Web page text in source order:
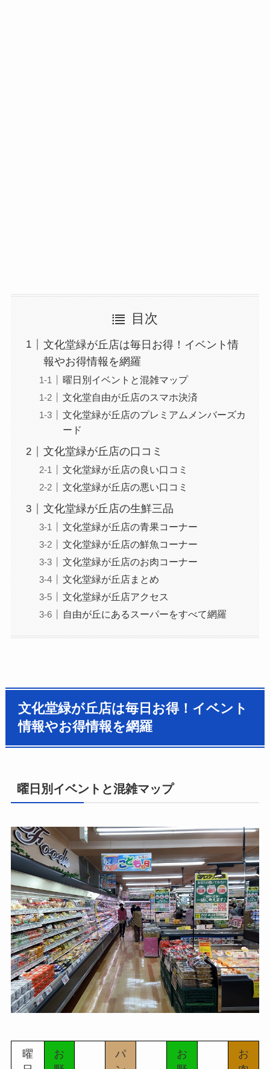
目次
文化堂緑が丘店は毎日お得！イベント情
報やお得情報を網羅
曜日別イベントと混雑マップ
文化堂自由が丘店のスマホ決済
文化堂緑が丘店のプレミアムメンバーズカ
ード
文化堂緑が丘店の口コミ
文化堂緑が丘店の良い口コミ
文化堂緑が丘店の悪い口コミ
文化堂緑が丘店の生鮮三品
文化堂緑が丘店の青果コーナー
文化堂緑が丘店の鮮魚コーナー
文化堂緑が丘店のお肉コーナー
文化堂緑が丘店まとめ
文化堂緑が丘店アクセス
自由が丘にあるスーパーをすべて網羅
文化堂緑が丘店は毎日お得！イベント
情報やお得情報を網羅
曜日別イベントと混雑マップ
曜
お
パ
お
お